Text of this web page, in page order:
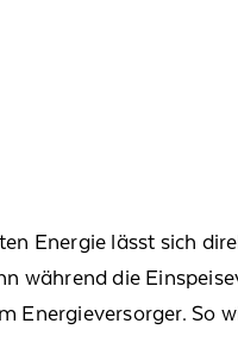
Energie lässt sich
während die
Energieversorger. So